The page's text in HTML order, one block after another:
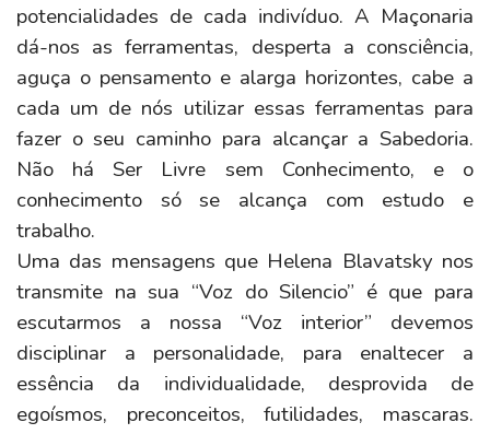
potencialidades de cada indivíduo. A Maçonaria
dá-nos as ferramentas, desperta a consciência,
aguça o pensamento e alarga horizontes, cabe a
cada um de nós utilizar essas ferramentas para
fazer o seu caminho para alcançar a Sabedoria.
Não há Ser Livre sem Conhecimento, e o
conhecimento só se alcança com estudo e
trabalho.
Uma das mensagens que Helena Blavatsky nos
transmite na sua “Voz do Silencio” é que para
escutarmos a nossa “Voz interior” devemos
disciplinar a personalidade, para enaltecer a
essência da individualidade, desprovida de
egoísmos, preconceitos, futilidades, mascaras.